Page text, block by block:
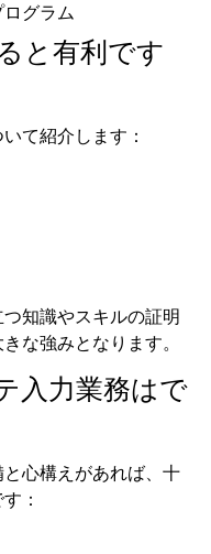
グラム
と有利です
て紹介します：
知識やスキルの証明
な強みとなります。
入力業務はで
心構えがあれば、十
：